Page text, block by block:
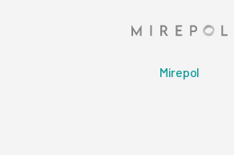
Mirepol